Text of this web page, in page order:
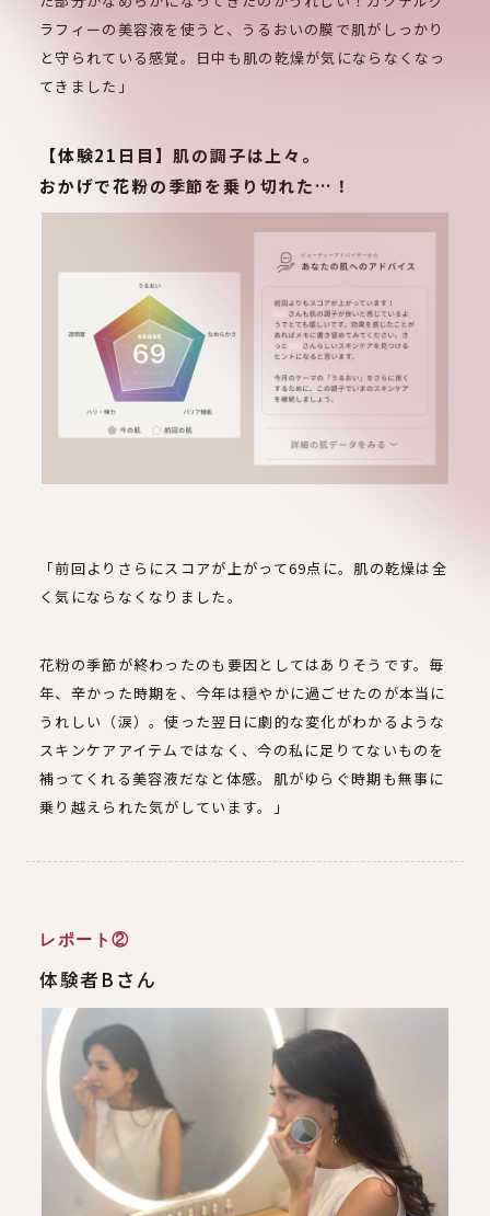
ラフィーの美容液を使うと、うるおいの膜で肌がしっかり
と守られている感覚。日中も肌の乾燥が気にならなくなっ
てきました」
【体験21日目】肌の調子は上々。
おかげで花粉の季節を乗り切れた…！
「前回よりさらにスコアが上がって69点に。肌の乾燥は全
く気にならなくなりました。
花粉の季節が終わったのも要因としてはありそうです。毎
年、辛かった時期を、今年は穏やかに過ごせたのが本当に
うれしい（涙）。使った翌日に劇的な変化がわかるような
スキンケアアイテムではなく、今の私に足りてないものを
補ってくれる美容液だなと体感。肌がゆらぐ時期も無事に
乗り越えられた気がしています。」
レポート②
体験者Bさん